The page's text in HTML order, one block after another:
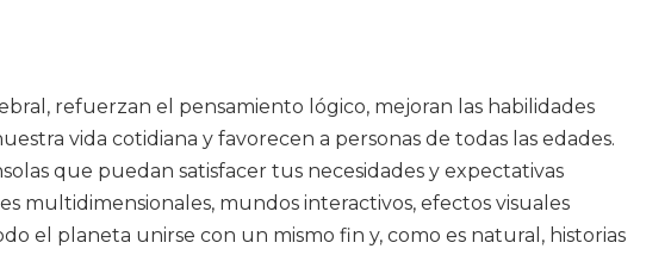
refuerzan el pensamiento lógico, mejoran las habilidades
vida cotidiana y favorecen a personas de todas las edades.
que puedan satisfacer tus necesidades y expectativas
multidimensionales, mundos interactivos, efectos visuales
el planeta unirse con un mismo fin y, como es natural, historias